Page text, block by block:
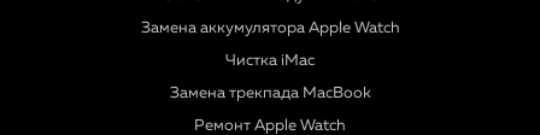
Замена аккумулятора Apple Watch
Чистка iMac
Замена трекпада MacBook
Ремонт Apple Watch